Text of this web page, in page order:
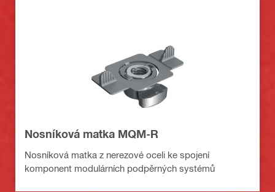
Nosníková matka MQM-R
Nosníková matka z nerezové oceli ke spojení
komponent modulárních podpěrných systémů